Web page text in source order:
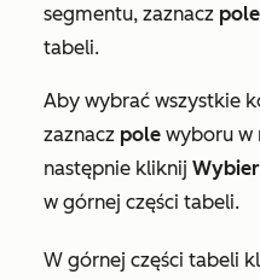
segmentu, zaznacz pole
tabeli.
Aby wybrać wszystkie
zaznacz pole wyboru w
następnie kliknij
w górnej części tabeli.
W górnej części tabeli